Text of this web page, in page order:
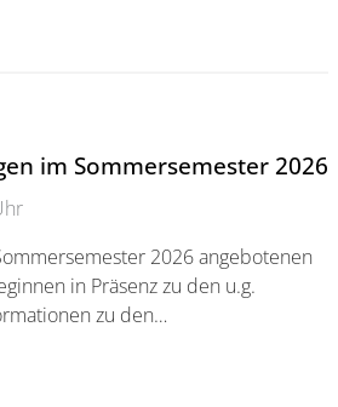
im Sommersemester 2026
2026 angebotenen
in Präsenz zu den u.g.
zu den…
Sommersemester 2026